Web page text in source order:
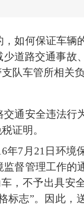
如何保证车辆
道路交通事故
队车管所相关负
通安全违法行
证明。
年7月21日环境
督管理工作的
，不予出具安
标志”。因此，